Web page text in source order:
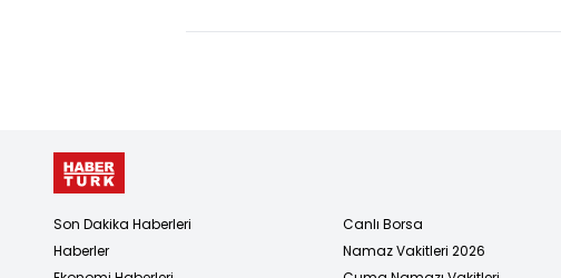
iddiası!
Son Dakika Haberleri
Haberler
Canlı Borsa
Namaz Vakitleri 2026